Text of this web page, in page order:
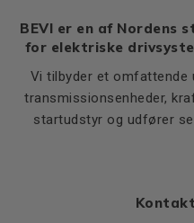
BEVI er en af Nordens
for elektriske
Vi tilbyder et omfattende
transmissionsenheder,
startudstyr og udfører